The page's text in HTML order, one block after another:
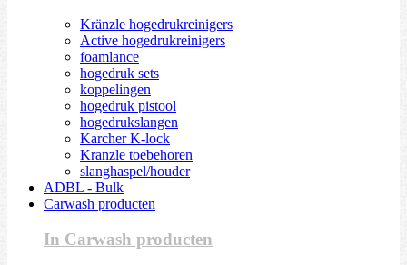
Kränzle hogedrukreinigers
Active hogedrukreinigers
foamlance
hogedruk sets
koppelingen
hogedruk pistool
hogedrukslangen
Karcher K-lock
Kranzle toebehoren
slanghaspel/houder
ADBL - Bulk
Carwash producten
In Carwash producten